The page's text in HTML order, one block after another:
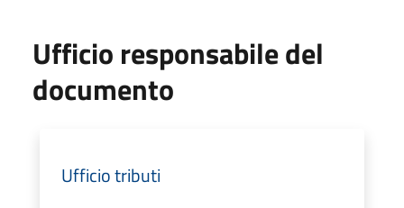
Ufficio responsabile del
documento
Ufficio tributi